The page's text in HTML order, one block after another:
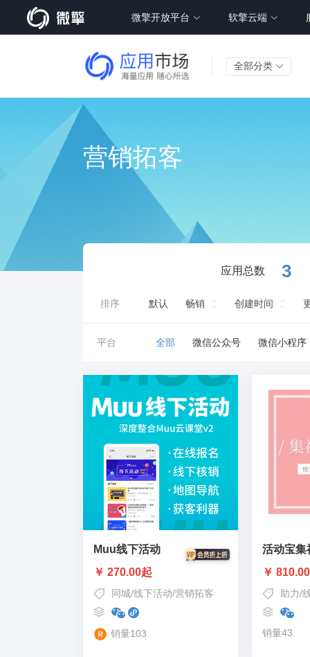
微擎开放平台 软擎云端
全部分类
营销拓客
应用总数 3
排序 默认 畅销 创建时间
平台 全部 微信公众号 微信小程序
Muu线下活动
￥ 270.00起
同城/线下活动/营销拓客
销量103
活动宝集
￥
助力/
销量43